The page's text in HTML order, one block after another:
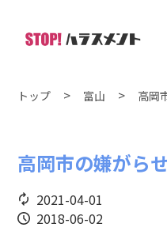
トップ 富山 高岡
高岡市の嫌がら
2021-04-01
2018-06-02